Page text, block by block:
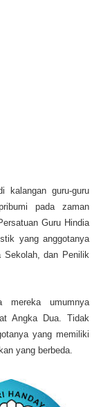
kalangan guru-guru
pada zaman
Guru Hindia
yang anggotanya
Sekolah, dan Penilik
mereka umumnya
Angka Dua. Tidak
yang memiliki
yang berbeda.